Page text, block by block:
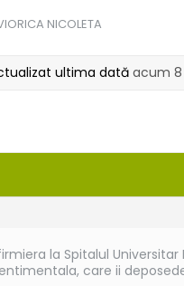
NICOLETA
ultima dată acum 8
infirmiera la Spitalul
care ii